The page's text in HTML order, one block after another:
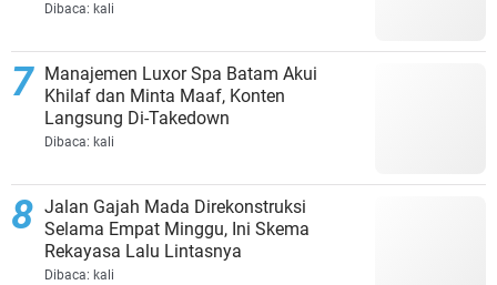
Dibaca: kali
Manajemen Luxor Spa Batam Akui
Khilaf dan Minta Maaf, Konten
Langsung Di-Takedown
Dibaca: kali
Jalan Gajah Mada Direkonstruksi
Selama Empat Minggu, Ini Skema
Rekayasa Lalu Lintasnya
Dibaca: kali